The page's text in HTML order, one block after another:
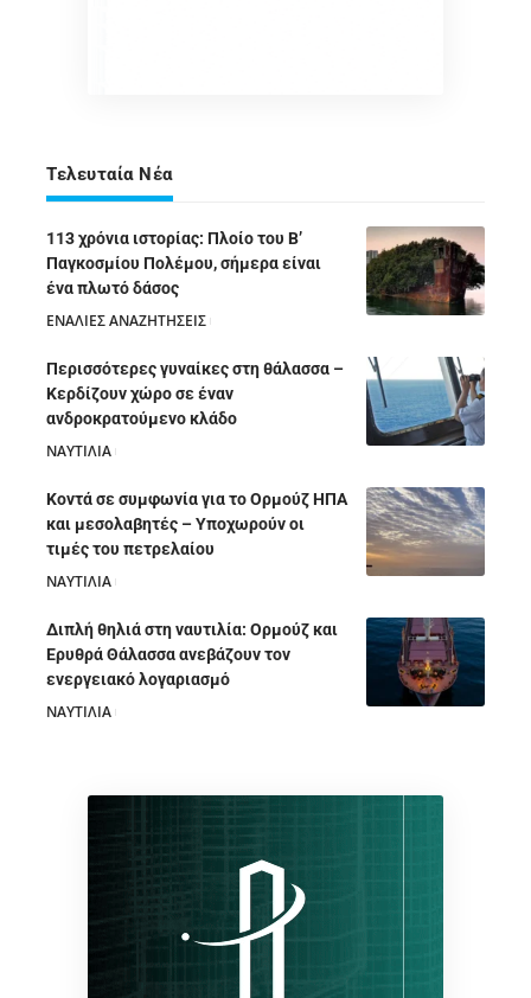
Τελευταία Νέα
113 χρόνια ιστορίας: Πλοίο του Β’
Παγκοσμίου Πολέμου, σήμερα είναι
ένα πλωτό δάσος
ΕΝΑΛΙΕΣ ΑΝΑΖΗΤΗΣΕΙΣ
Περισσότερες γυναίκες στη θάλασσα –
Κερδίζουν χώρο σε έναν
ανδροκρατούμενο κλάδο
ΝΑΥΤΙΛΙΑ
Κοντά σε συμφωνία για το Ορμούζ ΗΠΑ
και μεσολαβητές – Υποχωρούν οι
τιμές του πετρελαίου
ΝΑΥΤΙΛΙΑ
Διπλή θηλιά στη ναυτιλία: Ορμούζ και
Ερυθρά Θάλασσα ανεβάζουν τον
ενεργειακό λογαριασμό
ΝΑΥΤΙΛΙΑ